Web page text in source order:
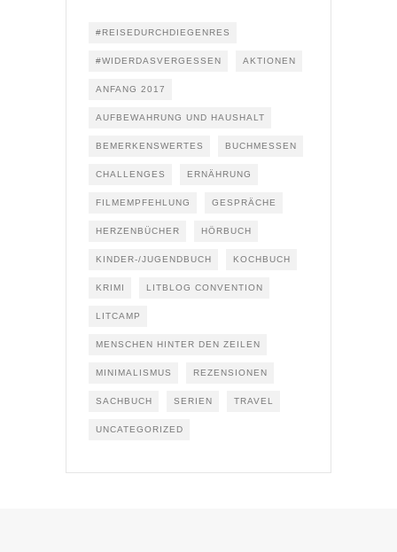
#REISEDURCHDIEGENRES
#WIDERDASVERGESSEN AKTIONEN
ANFANG 2017
AUFBEWAHRUNG UND HAUSHALT
BEMERKENSWERTES BUCHMESSEN
CHALLENGES ERNÄHRUNG
FILMEMPFEHLUNG GESPRÄCHE
HERZENBÜCHER HÖRBUCH
KINDER-/JUGENDBUCH KOCHBUCH
KRIMI LITBLOG CONVENTION
LITCAMP
MENSCHEN HINTER DEN ZEILEN
MINIMALISMUS REZENSIONEN
SACHBUCH SERIEN TRAVEL
UNCATEGORIZED